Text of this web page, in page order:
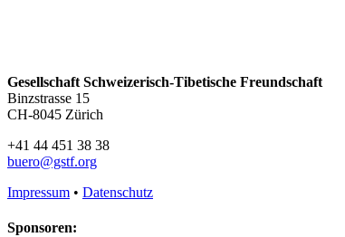
Gesellschaft Schweizerisch-Tibetische Freundschaft
Binzstrasse 15
CH-8045 Zürich
+41 44 451 38 38
buero@gstf.org
Impressum • Datenschutz
Sponsoren: